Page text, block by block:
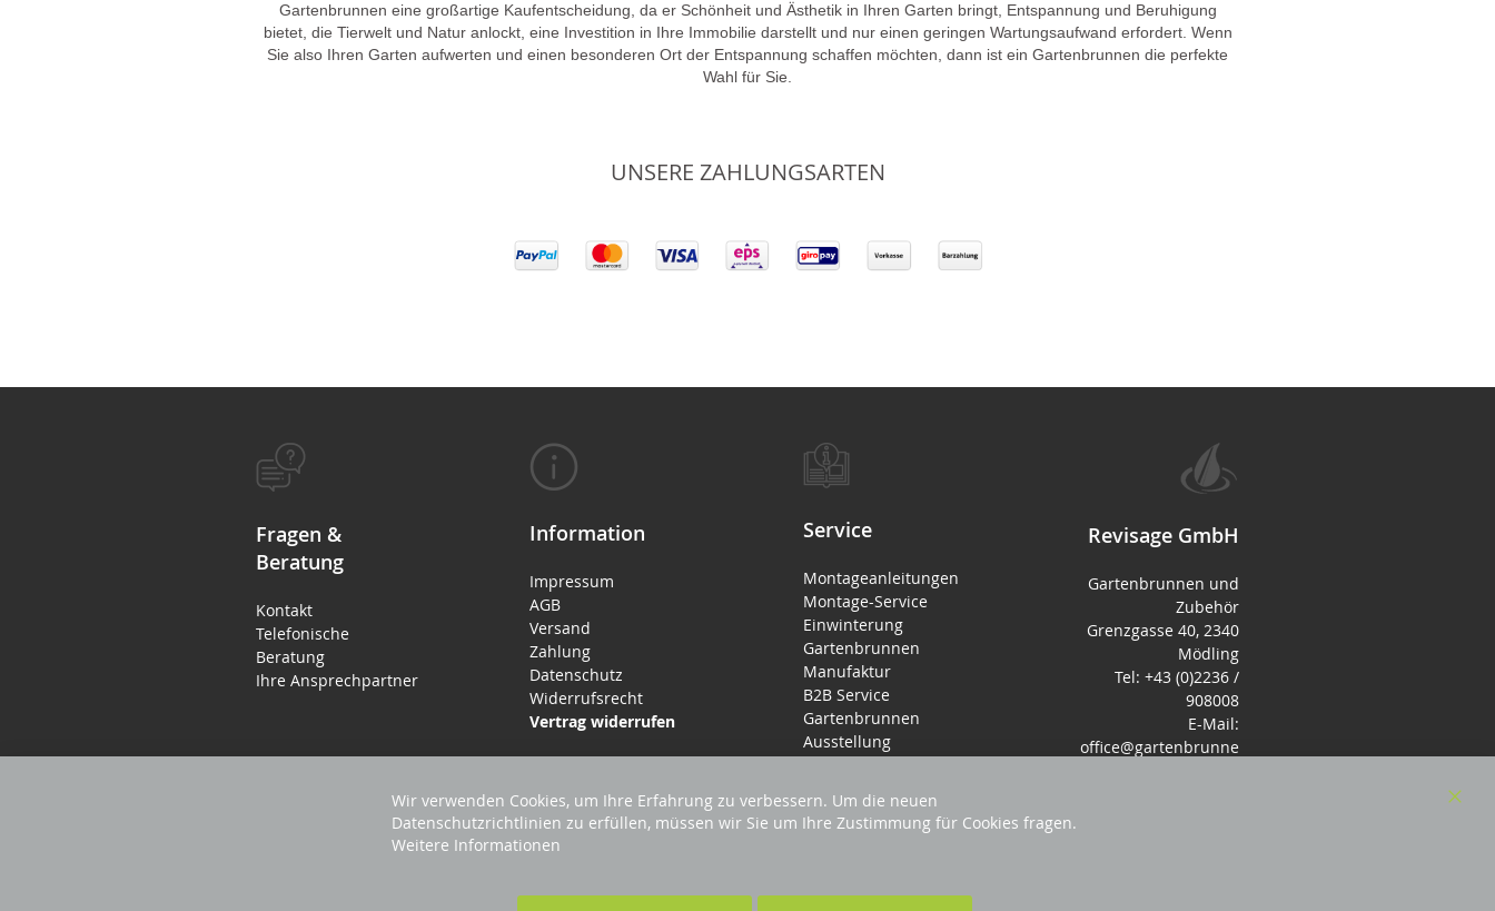
Gartenbrunnen eine großartige Kaufentscheidung, da er Schönheit und Ästhetik in Ihren Garten bringt, Entspannung und Beruhigung
bietet, die Tierwelt und Natur anlockt, eine Investition in Ihre Immobilie darstellt und nur einen geringen Wartungsaufwand erfordert. Wenn
Sie also Ihren Garten aufwerten und einen besonderen Ort der Entspannung schaffen möchten, dann ist ein Gartenbrunnen die perfekte
Wahl für Sie.
UNSERE ZAHLUNGSARTEN
Fragen &
Beratung
Kontakt
Telefonische
Beratung
Ihre Ansprechpartner
Information
Impressum
AGB
Versand
Zahlung
Datenschutz
Widerrufsrecht
Vertrag widerrufen
Service
Montageanleitungen
Montage-Service
Einwinterung
Gartenbrunnen
Manufaktur
B2B Service
Gartenbrunnen
Ausstellung
Revisage GmbH
Gartenbrunnen und
Zubehör
Grenzgasse 40, 2340
Mödling
Tel: +43 (0)2236 /
908008
E-Mail:
office@gartenbrunne
Wir verwenden Cookies, um Ihre Erfahrung zu verbessern. Um die neuen
Datenschutzrichtlinien zu erfüllen, müssen wir Sie um Ihre Zustimmung für Cookies fragen.
Weitere Informationen